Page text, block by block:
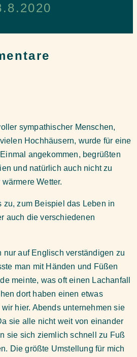
sympathischer Menschen,
Hochhäusern, wurde für eine
angekommen, begrüßten
und natürlich auch nicht zu
Wetter.
zu, zum Beispiel das Leben in
auch die verschiedenen
nur auf Englisch verständigen zu
man mit Händen und Füßen
meinte, was oft einen Lachanfall
dort haben einen etwas
hier. Abends unternehmen sie
sie alle nicht weit von einander
sie sich ziemlich schnell zu Fuß
Die größte Umstellung für mich